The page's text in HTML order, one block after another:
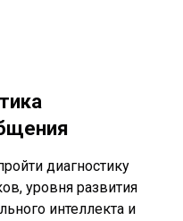
диагностику
уровня развития
интеллекта и